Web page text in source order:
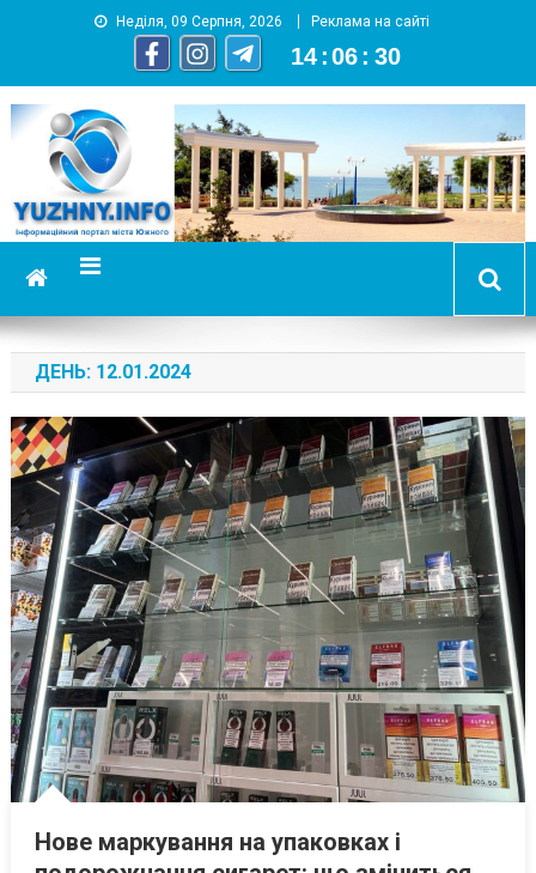
Неділя, 09 Серпня, 2026 Реклама на сайті
14 :06 : 31
YUZHNY.INFO
информационный портал города Южный
ДЕНЬ: 12.01.2024
Нове маркування на упаковках і